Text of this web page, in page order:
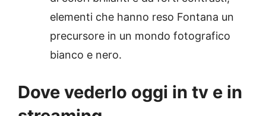
elementi che hanno reso Fontana un
precursore in un mondo fotografico
bianco e nero.
Dove vederlo oggi in tv e in